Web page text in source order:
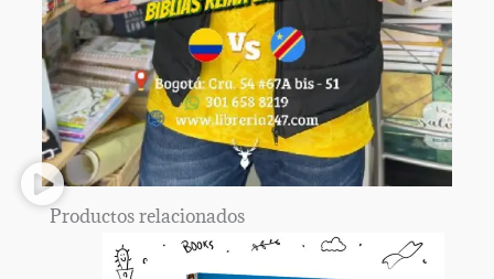
Productos relacionados